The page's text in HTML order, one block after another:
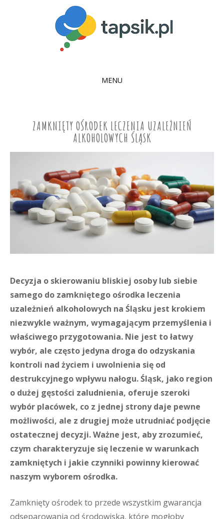
MENU
CONTENTZAMKNIĘTY OŚRODEK LECZENIA UZALEŻNIEŃ
ALKOHOLOWYCH ŚLĄSK
Decyzja o skierowaniu bliskiej osoby lub siebie
samego do zamkniętego ośrodka leczenia
uzależnień alkoholowych na Śląsku jest krokiem
niezwykle ważnym, wymagającym przemyślenia i
właściwego przygotowania. Nie jest to łatwy
wybór, ale często jedyna droga do odzyskania
kontroli nad życiem i uwolnienia się od
destrukcyjnego wpływu nałogu. Śląsk, jako region
o dużej gęstości zaludnienia, oferuje szeroki
wybór placówek, co z jednej strony daje pewne
możliwości, ale z drugiej może utrudniać podjęcie
ostatecznej decyzji. Ważne jest, aby zrozumieć,
czym charakteryzuje się leczenie w warunkach
zamkniętych i jakie czynniki powinny kierować
naszym wyborem ośrodka.
Zamknięty ośrodek to przede wszystkim gwarancja
odseparowania od środowiska, które mogłoby